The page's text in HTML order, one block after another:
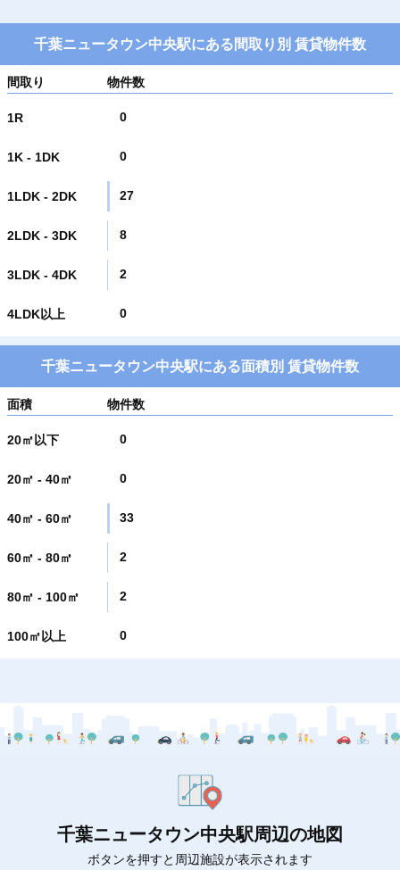
千葉ニュータウン中央駅にある間取り別 賃貸物件数
間取り 物件数
1R 0
1K - 1DK 0
1LDK - 2DK 27
2LDK - 3DK 8
3LDK - 4DK 2
4LDK以上 0
千葉ニュータウン中央駅にある面積別 賃貸物件数
面積 物件数
20㎡以下 0
20㎡ - 40㎡ 0
40㎡ - 60㎡ 33
60㎡ - 80㎡ 2
80㎡ - 100㎡ 2
100㎡以上 0
千葉ニュータウン中央駅周辺の地図
ボタンを押すと周辺施設が表示されます